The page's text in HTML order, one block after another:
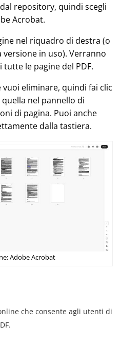
repository, quindi scegli
Acrobat.
nel riquadro di destra (o
in uso). Verranno
le pagine del PDF.
vuoi eliminare, quindi fai clic
quella nel pannello di
di pagina. Puoi anche
dalla tastiera.
Adobe Acrobat
che consente agli utenti di